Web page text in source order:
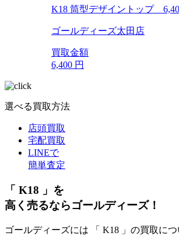
K18 筒型デザイントップ
ゴールディーズ太田店
買取金額
6,400 円
選べる買取方法
店頭買取
宅配買取
LINEで
簡単査定
「 K18 」を
高く売るならゴールディーズ！
ゴールディーズには 「 K18 」の買取に